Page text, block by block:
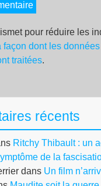
pour réduire les
façon dont les
traitées.
récents
Ritchy Thibault : un
de la
dans Un film